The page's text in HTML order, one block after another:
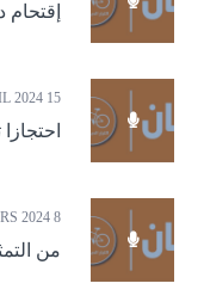
إقتحام
15 AVRIL 2024
8 MARS 2024
من